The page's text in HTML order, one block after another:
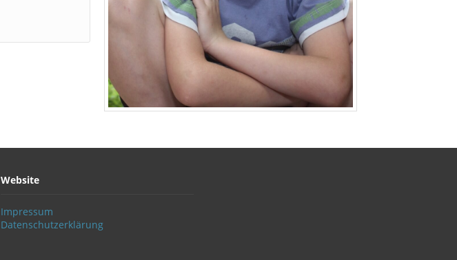
Website
Impressum
Datenschutzerklärung